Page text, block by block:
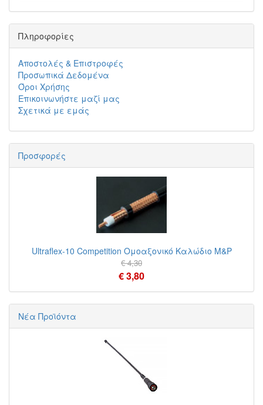
Πληροφορίες
Αποστολές & Επιστροφές
Προσωπικά Δεδομένα
Όροι Χρήσης
Επικοινωνήστε μαζί μας
Σχετικά με εμάς
Προσφορές
Ultraflex-10 Competition Ομοαξονικό Καλώδιο M&P
€ 4,30
€ 3,80
Νέα Προϊόντα